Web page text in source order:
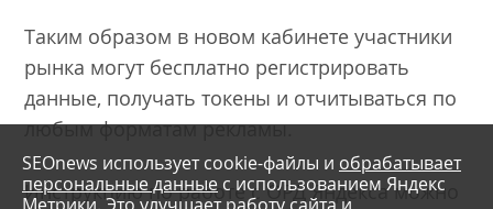
Таким образом в новом кабинете участники
рынка могут бесплатно регистрировать
данные, получать токены и отчитываться по
любым форматам рекламы.
Инструкцию по работе с ОРД Яндекса можно
SEOnews использует cookie-файлы и обрабатывает
персональные данные с использованием Яндекс
Метрики. Это улучшает работу сайта и